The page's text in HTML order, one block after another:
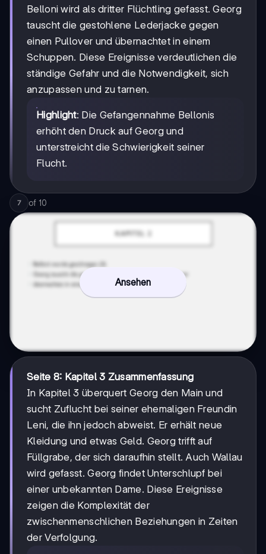
Belloni wird als dritter Flüchtling gefasst. Georg
tauscht die gestohlene Lederjacke gegen
einen Pullover und übernachtet in einem
Schuppen. Diese Ereignisse verdeutlichen die
ständige Gefahr und die Notwendigkeit, sich
anzupassen und zu tarnen.
Highlight: Die Gefangennahme Bellonis
erhöht den Druck auf Georg und
unterstreicht die Schwierigkeit seiner
Flucht.
7 of 10
Ansehen
Seite 8: Kapitel 3 Zusammenfassung
In Kapitel 3 überquert Georg den Main und
sucht Zuflucht bei seiner ehemaligen Freundin
Leni, die ihn jedoch abweist. Er erhält neue
Kleidung und etwas Geld. Georg trifft auf
Füllgrabe, der sich daraufhin stellt. Auch Wallau
wird gefasst. Georg findet Unterschlupf bei
einer unbekannten Dame. Diese Ereignisse
zeigen die Komplexität der
zwischenmenschlichen Beziehungen in Zeiten
der Verfolgung.